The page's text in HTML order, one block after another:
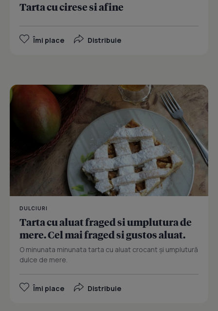
Tarta cu cirese si afine
Îmi place Distribuie
DULCIURI
Tarta cu aluat fraged si umplutura de
mere. Cel mai fraged si gustos aluat.
O minunata minunata tarta cu aluat crocant și umplutură
dulce de mere.
Îmi place Distribuie